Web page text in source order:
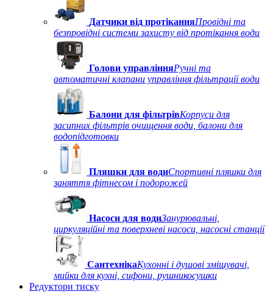
Датчики від протіканняПровідні та
безпровідні системи захисту від протікання води
Голови управлінняРучні та
автоматичні клапани управління фільтрації води
Балони для фільтрівКорпуси для
засипних фільтрів очищення води, балони для
водопідготовки
Пляшки для водиСпортивні пляшки для
заняття фітнесом і подорожей
Насоси для водиЗанурювальні,
циркуляційні та поверхневі насоси, насосні станції
СантехнікаКухонні і душові змішувачі,
мийки для кухні, сифони, рушникосушки
Редуктори тиску